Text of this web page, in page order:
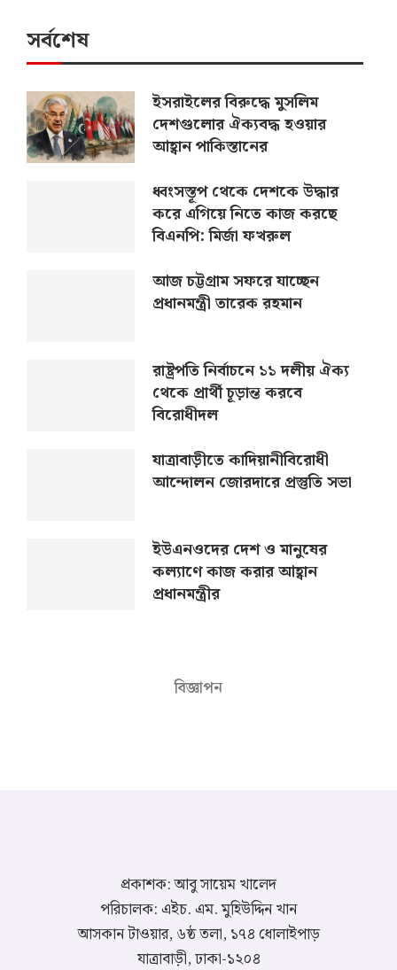
সর্বশেষ
ইসরাইলের বিরুদ্ধে মুসলিম
দেশগুলোর ঐক্যবদ্ধ হওয়ার
আহ্বান পাকিস্তানের
ধ্বংসস্তূপ থেকে দেশকে উদ্ধার
করে এগিয়ে নিতে কাজ করছে
বিএনপি: মির্জা ফখরুল
আজ চট্টগ্রাম সফরে যাচ্ছেন
প্রধানমন্ত্রী তারেক রহমান
রাষ্ট্রপতি নির্বাচনে ১১ দলীয় ঐক্য
থেকে প্রার্থী চূড়ান্ত করবে
বিরোধীদল
যাত্রাবাড়ীতে কাদিয়ানীবিরোধী
আন্দোলন জোরদারে প্রস্তুতি সভা
ইউএনওদের দেশ ও মানুষের
কল্যাণে কাজ করার আহ্বান
প্রধানমন্ত্রীর
বিজ্ঞাপন
প্রকাশক: আবু সায়েম খালেদ
পরিচালক: এইচ. এম. মুহিউদ্দিন খান
আসকান টাওয়ার, ৬ষ্ঠ তলা, ১৭৪ ধোলাইপাড়
যাত্রাবাড়ী, ঢাকা-১২০৪